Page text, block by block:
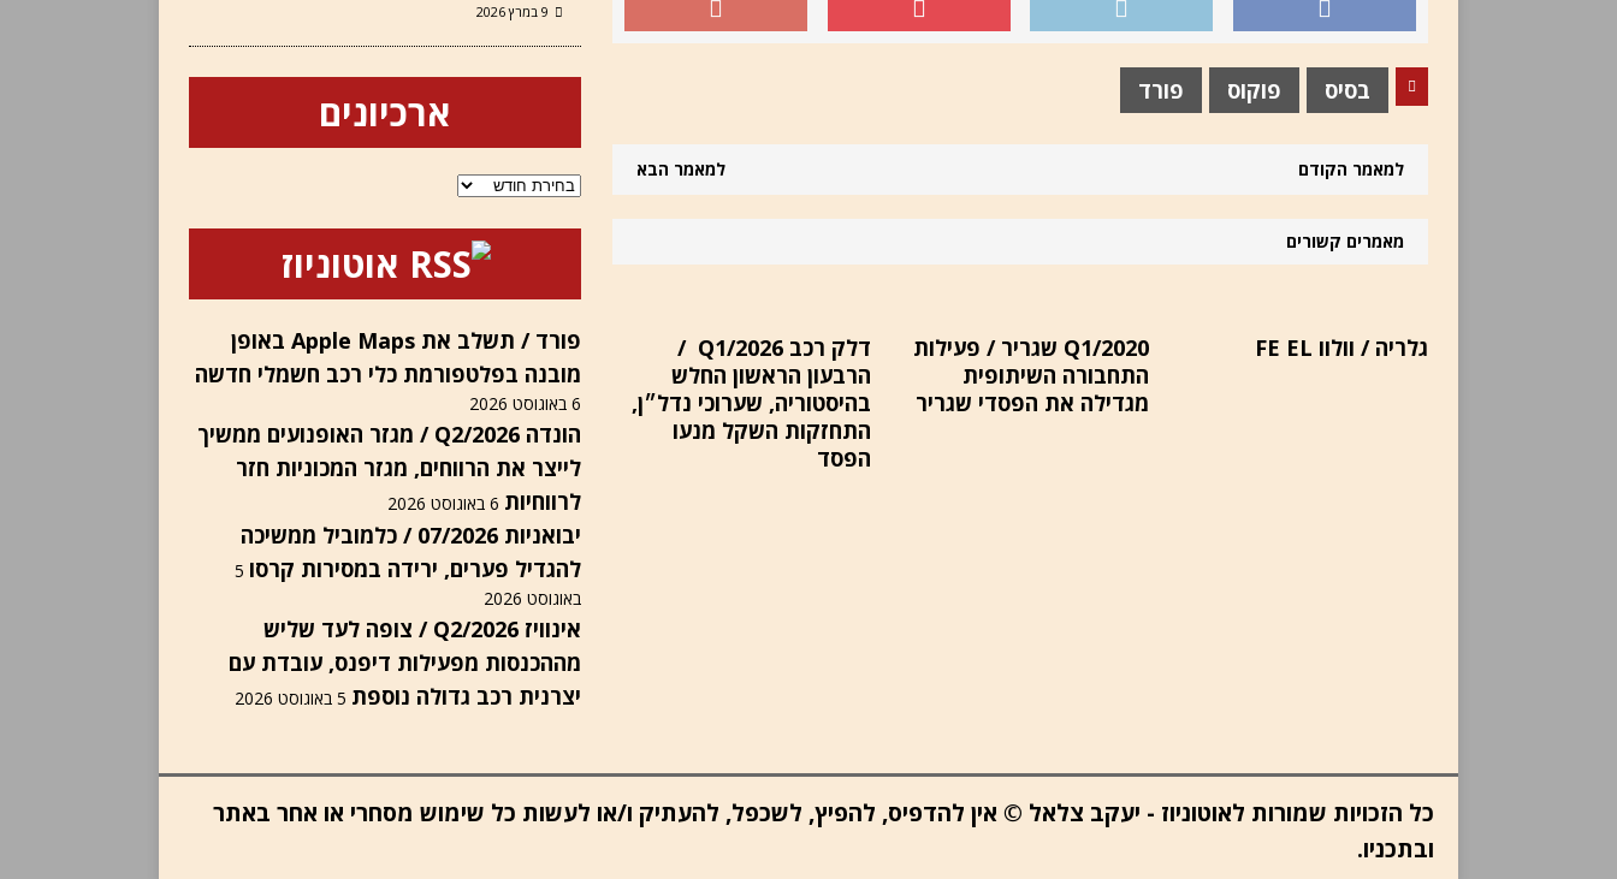
בסיס פוקוס פורד
למאמר הקודם למאמר הבא
מאמרים קשורים
גלריה / וולוו FE EL
Q1/2020 שגריר / פעילות
התחבורה השיתופית
מגדילה את הפסדי שגריר
דלק רכב Q1/2026 /
הרבעון הראשון החלש
בהיסטוריה, שערוכי נדל״ן,
התחזקות השקל מנעו
הפסד
9 במרץ 2026
ארכיונים
ארכיונים
אוטוניוז
פורד / תשלב את Apple Maps באופן
מובנה בפלטפורמת כלי רכב חשמלי חדשה
6 באוגוסט 2026
הונדה Q2/2026 / מגזר האופנועים ממשיך
לייצר את הרווחים, מגזר המכוניות חזר
לרווחיות 6 באוגוסט 2026
יבואניות 07/2026 / כלמוביל ממשיכה
להגדיל פערים, ירידה במסירות קרסו 5
באוגוסט 2026
אינוויז Q2/2026 / צופה לעד שליש
מההכנסות מפעילות דיפנס, עובדת עם
יצרנית רכב גדולה נוספת 5 באוגוסט 2026
כל הזכויות שמורות לאוטוניוז - יעקב צלאל © אין להדפיס, להפיץ, לשכפל, להעתיק ו/או לעשות כל שימוש מסחרי או אחר באתר
ובתכניו.